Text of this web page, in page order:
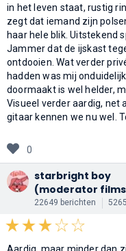
in het leven staat, rustig
zegt dat iemand zijn
haar hele blik. Uitstekend
Jammer dat de ijskast
ontdooien. Wat verder
hadden was mij
doormaakt is wel helder,
Visueel verder aardig, net
gitaar kennen we nu wel.
0
starbright boy
(moderator
22649 berichten
Aardig, maar minder dan